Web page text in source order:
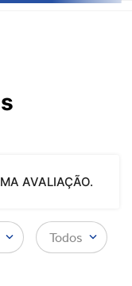
AVALIAÇÃO.
Todos